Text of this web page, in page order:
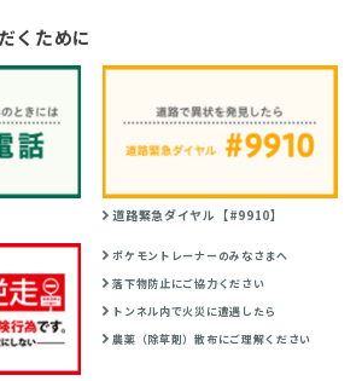
くために
道路緊急ダイヤル【#9910】
ポケモントレーナーのみなさまへ
落下物防止にご協力ください
トンネル内で火災に遭遇したら
農薬（除草剤）散布にご理解ください